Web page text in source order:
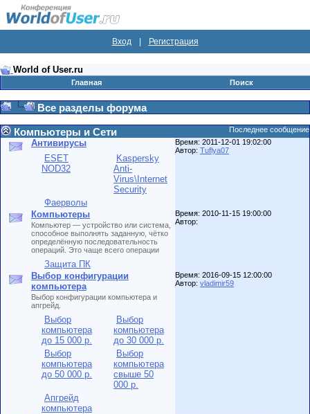
Вход Регистрация
World of User.ru
Главная Поиск
Все разделы форума
Компьютеры и Сети Последнее сообщение
Антивирусы
ESET
NOD32
Kaspersky
Anti-
Virus\Internet
Security
Фаерволы
Время: 2011-12-01 19:02:00
Автор: Tuflya07
Компьютеры
Компьютер — устройство или система,
способное выполнять заданную, чётко
определённую последовательность
операций. Это чаще всего операции
Защита ПК
Время: 2010-11-15 19:00:00
Автор:
Выбор конфигурации
компьютера
Выбор конфигурации компьютера и
апгрейд.
Выбор
компьютера
до 15 000 р.
Выбор
компьютера
до 30 000 р.
Выбор
компьютера
до 50 000 р.
Выбор
компьютера
свыше 50
000 р.
Апгрейд
компьютера
Время: 2016-09-15 12:00:00
Автор: vladimir59